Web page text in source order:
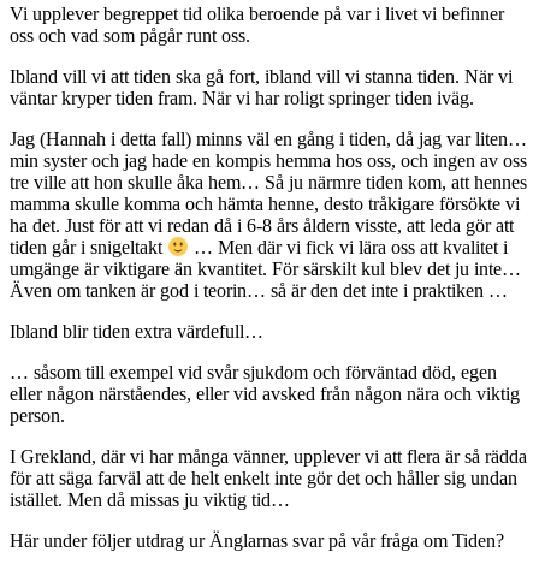
Vi upplever begreppet tid olika beroende på var i livet vi befinner
oss och vad som pågår runt oss.
Ibland vill vi att tiden ska gå fort, ibland vill vi stanna tiden. När vi
väntar kryper tiden fram. När vi har roligt springer tiden iväg.
Jag (Hannah i detta fall) minns väl en gång i tiden, då jag var liten…
min syster och jag hade en kompis hemma hos oss, och ingen av oss
tre ville att hon skulle åka hem… Så ju närmre tiden kom, att hennes
mamma skulle komma och hämta henne, desto tråkigare försökte vi
ha det. Just för att vi redan då i 6-8 års åldern visste, att leda gör att
tiden går i snigeltakt
… Men där vi fick vi lära oss att kvalitet i
umgänge är viktigare än kvantitet. För särskilt kul blev det ju inte…
Även om tanken är god i teorin… så är den det inte i praktiken …
Ibland blir tiden extra värdefull…
… såsom till exempel vid svår sjukdom och förväntad död, egen
eller någon närståendes, eller vid avsked från någon nära och viktig
person.
I Grekland, där vi har många vänner, upplever vi att flera är så rädda
för att säga farväl att de helt enkelt inte gör det och håller sig undan
istället. Men då missas ju viktig tid…
Här under följer utdrag ur Änglarnas svar på vår fråga om Tiden?